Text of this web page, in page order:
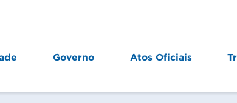
Governo Atos Oficiais